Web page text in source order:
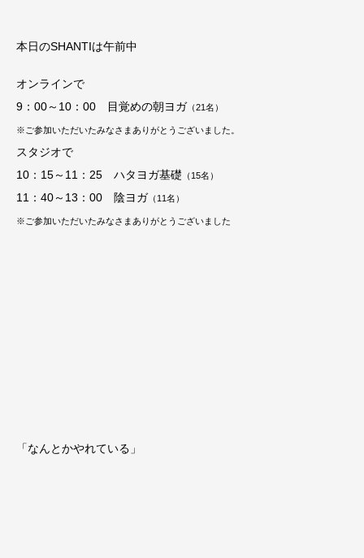
本日のSHANTIは午前中
オンラインで
9：00～10：00 目覚めの朝ヨガ （21 名）
※ご参加いただいたみなさまありがとうございました。
スタジオで
10：15～11：25 ハタヨガ基礎 （15名）
11：40～13：00 陰ヨガ （11 名）
※ご参加いただいたみなさまありがとうございました
「なんとかやれている」